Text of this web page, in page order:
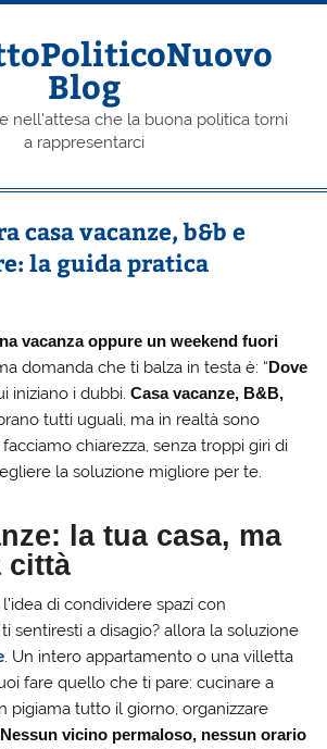
Blog
nell'attesa che la buona politica torni
a rappresentarci
casa vacanze, b&b e
la guida pratica
vacanza oppure un weekend fuori
domanda che ti balza in testa è: “Dove
iniziano i dubbi.Casa vacanze, B&B,
tutti uguali, ma in realtà sono
chiarezza, senza troppi giri di
la soluzione migliore per te.
la tua casa, ma
città
di condividere spazi con
sentiresti a disagio? allora la soluzione
. Un intero appartamento o una villetta
fare quello che ti pare: cucinare a
pigiama tutto il giorno, organizzare
Nessun vicino permaloso, nessun orario